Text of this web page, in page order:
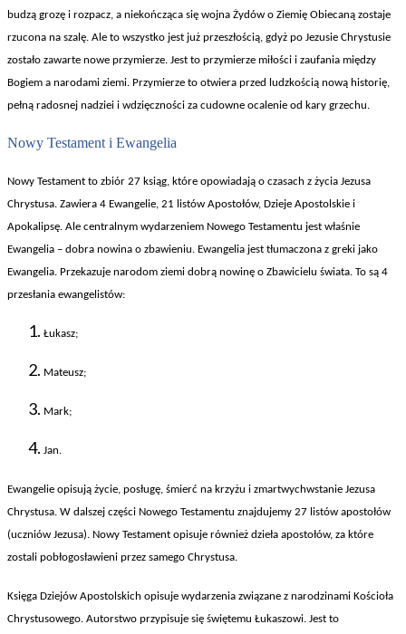
budzą grozę i rozpacz, a niekończąca się wojna Żydów o Ziemię Obiecaną zostaje
rzucona na szalę. Ale to wszystko jest już przeszłością, gdyż po Jezusie Chrystusie
zostało zawarte nowe przymierze. Jest to przymierze miłości i zaufania między
Bogiem a narodami ziemi. Przymierze to otwiera przed ludzkością nową historię,
pełną radosnej nadziei i wdzięczności za cudowne ocalenie od kary grzechu.
Nowy Testament i Ewangelia
Nowy Testament to zbiór 27 ksiąg, które opowiadają o czasach z życia Jezusa
Chrystusa. Zawiera 4 Ewangelie, 21 listów Apostołów, Dzieje Apostolskie i
Apokalipsę. Ale centralnym wydarzeniem Nowego Testamentu jest właśnie
Ewangelia – dobra nowina o zbawieniu. Ewangelia jest tłumaczona z greki jako
Ewangelia. Przekazuje narodom ziemi dobrą nowinę o Zbawicielu świata. To są 4
przesłania ewangelistów:
Łukasz;
Mateusz;
Mark;
Jan.
Ewangelie opisują życie, posługę, śmierć na krzyżu i zmartwychwstanie Jezusa
Chrystusa. W dalszej części Nowego Testamentu znajdujemy 27 listów apostołów
(uczniów Jezusa). Nowy Testament opisuje również dzieła apostołów, za które
zostali pobłogosławieni przez samego Chrystusa.
Księga Dziejów Apostolskich opisuje wydarzenia związane z narodzinami Kościoła
Chrystusowego. Autorstwo przypisuje się świętemu Łukaszowi. Jest to